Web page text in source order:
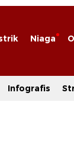
Niaga
Infografis